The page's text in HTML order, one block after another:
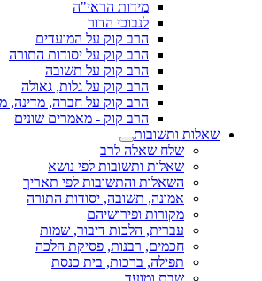
מידות הראי"ה
לנבוכי הדור
הרב קוק על המועדים
הרב קוק על יסודות התורה
הרב קוק על תשובה
הרב קוק על גלות, גאולה
הרב קוק על חברה, מדינה,
הרב קוק - מאמרים שונים
שאלות ותשובות
שלח שאלה לרב
שאלות ותשובות לפי נושא
השאלות והתשובות לפי תאריך
אמונה, תשובה, יסודות התורה
מקורות ופירושיהם
עברית, הלכות דיבור, שמות
חכמים, רבנות, פסיקת הלכה
תפילה, ברכות, בית כנסת
שבת ומועד